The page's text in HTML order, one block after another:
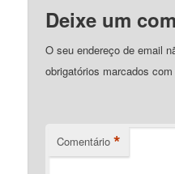
Deixe um
O seu endereço de email
obrigatórios marcados
Comentário *